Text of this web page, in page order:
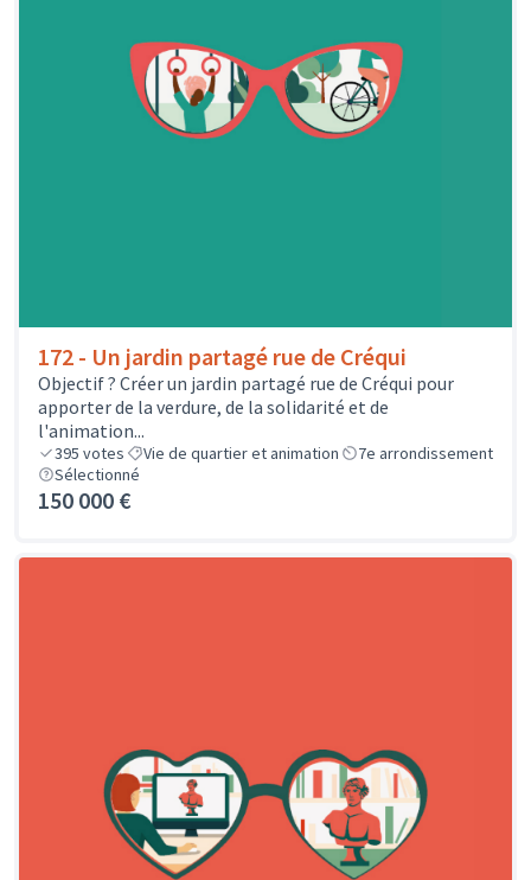
172 - Un jardin partagé rue de Créqui
Objectif ? Créer un jardin partagé rue de Créqui pour
apporter de la verdure, de la solidarité et de
l'animation...
395 votes Vie de quartier et animation
7e arrondissement
Sélectionné
150 000 €